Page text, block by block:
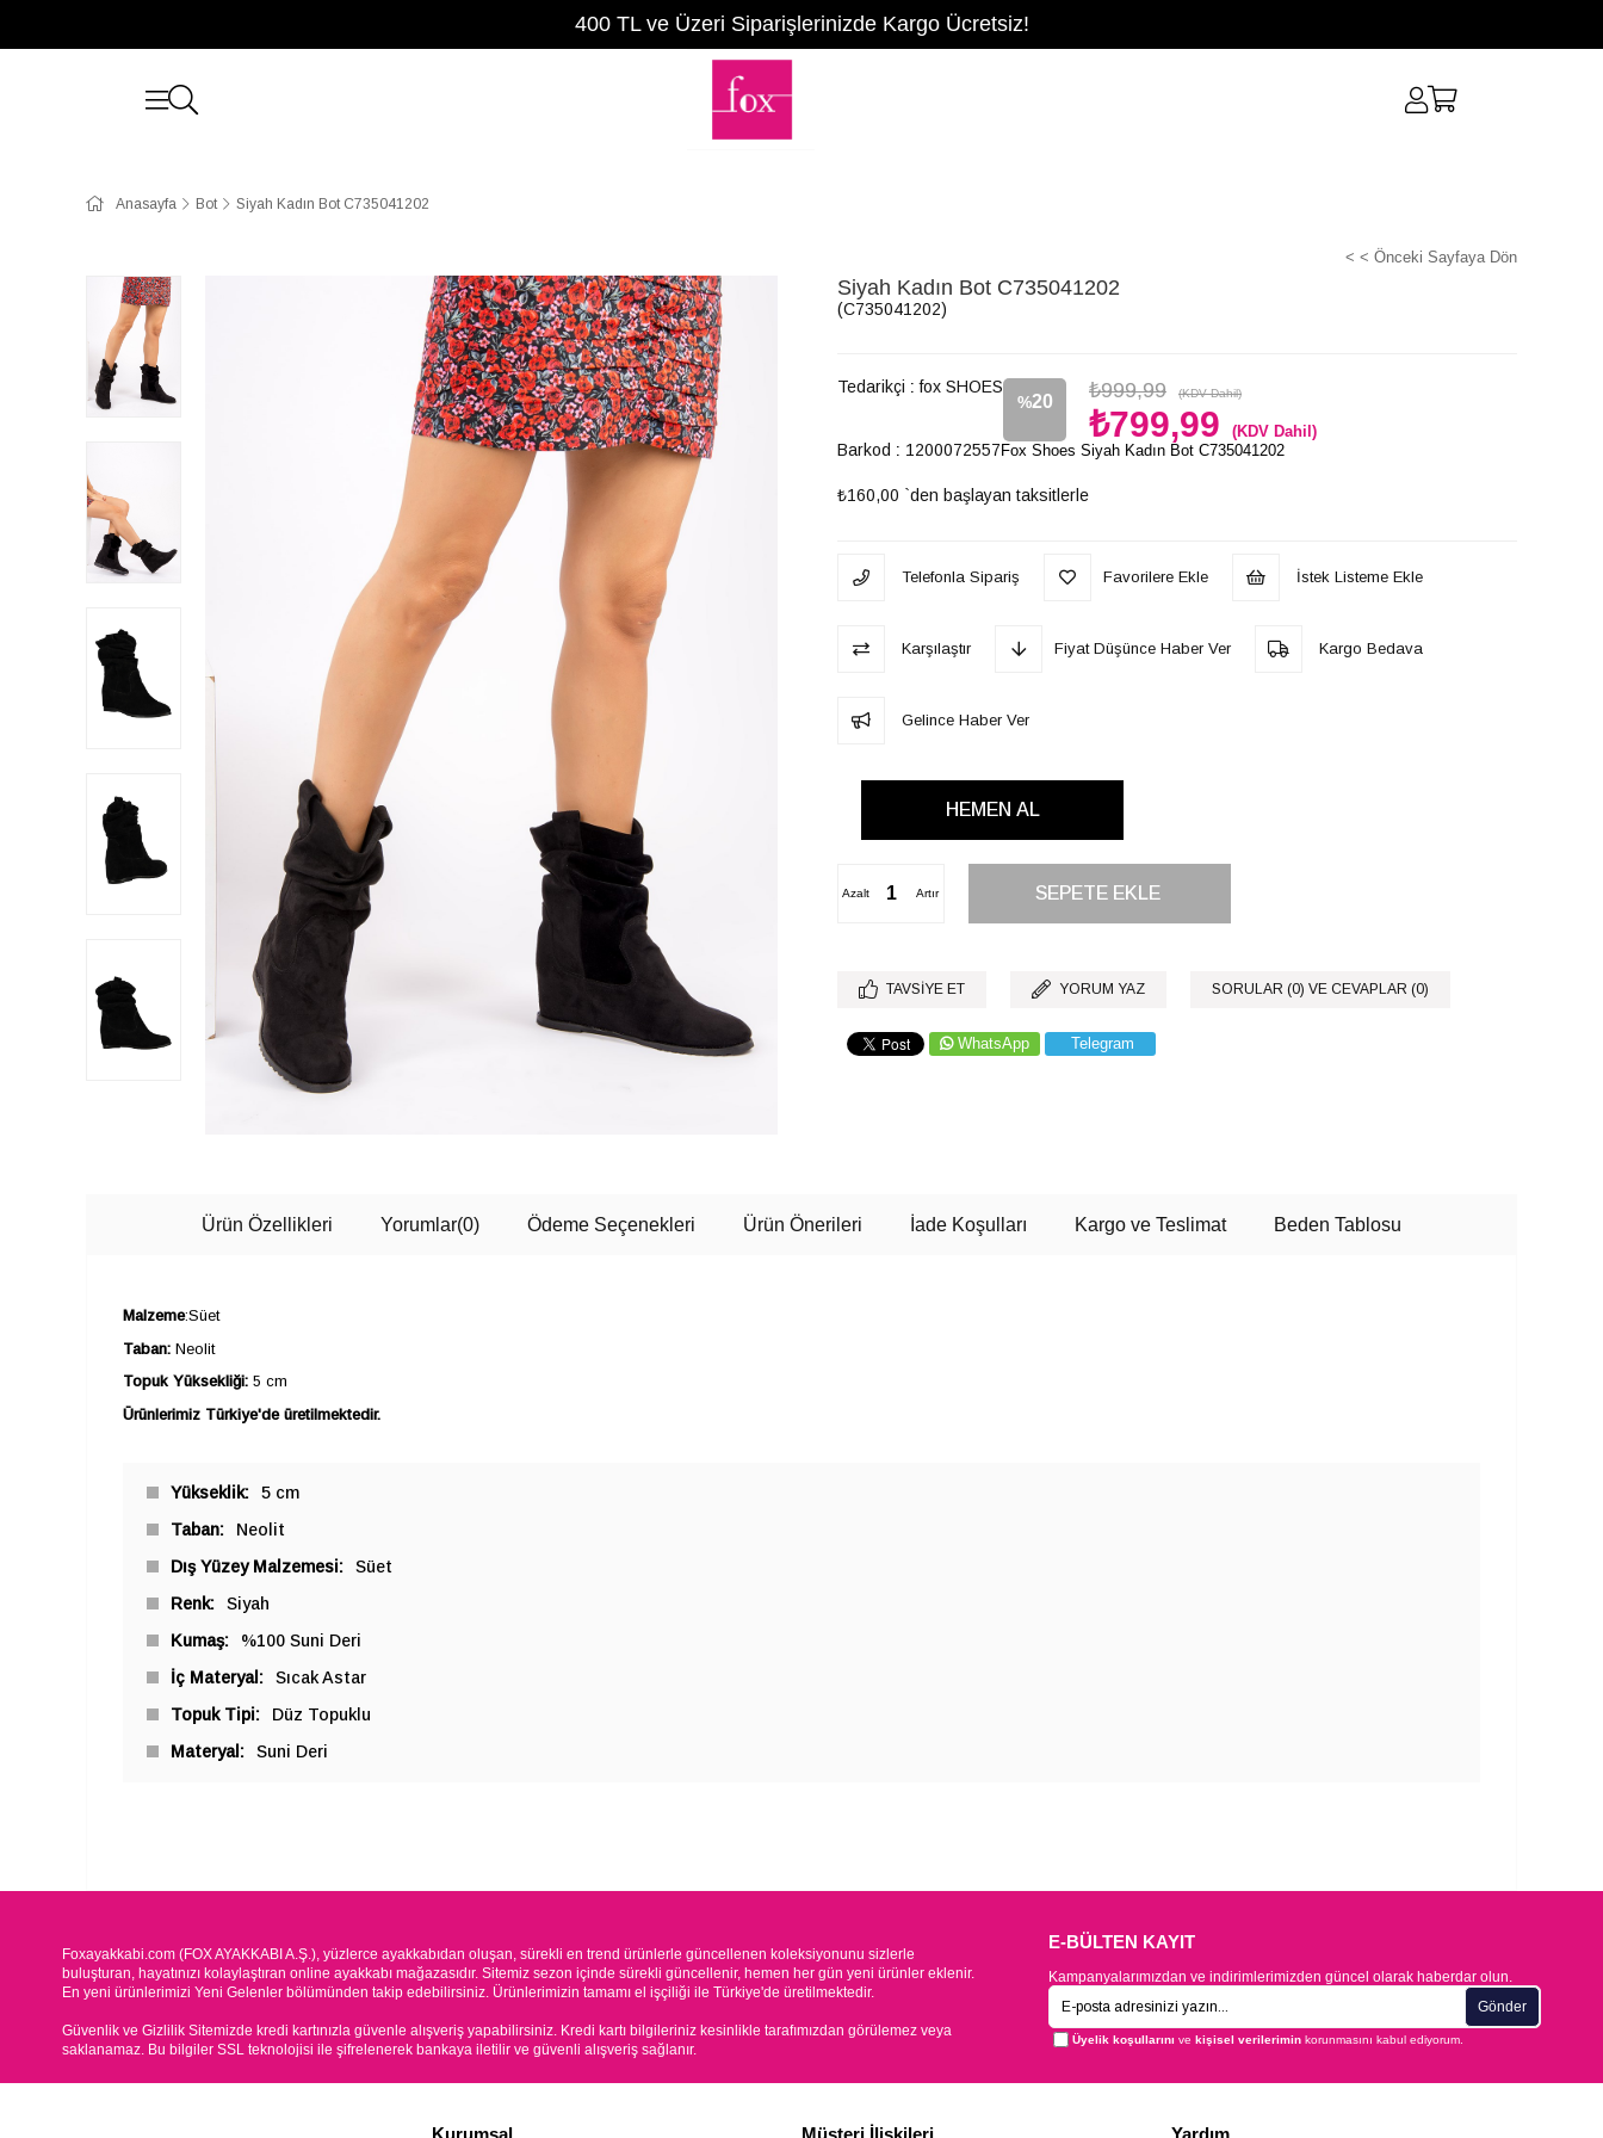
400 TL ve Üzeri Siparişlerinizde Kargo Ücretsiz!
Anasayfa Bot Siyah Kadın Bot C735041202
< < Önceki Sayfaya Dön
Siyah Kadın Bot C735041202
(C735041202)
Tedarikçi : fox SHOES
%20
İndirim
₺999,99 (KDV Dahil)
₺799,99 (KDV Dahil)
Barkod : 1200072557
₺160,00 `den başlayan taksitlerle
Fox Shoes Siyah Kadın Bot C735041202
Telefonla Sipariş Favorilere Ekle İstek Listeme Ekle
Karşılaştır Fiyat Düşünce Haber Ver Kargo Bedava
Gelince Haber Ver
Artır
Azalt
TAVSIYE ET YORUM YAZ SORULAR (0) VE CEVAPLAR (0)
WhatsApp Telegram
Ürün Özellikleri Yorumlar(0) Ödeme Seçenekleri Ürün Önerileri İade Koşulları Kargo ve Teslimat Beden Tablosu
Malzeme:Süet
Taban: Neolit
Topuk Yüksekliği: 5 cm
Ürünlerimiz Türkiye'de üretilmektedir.
Yükseklik
5 cm
Taban
Neolit
Dış Yüzey Malzemesi
Süet
Renk
Siyah
Kumaş
%100 Suni Deri
İç Materyal
Sıcak Astar
Topuk Tipi
Düz Topuklu
Materyal
Suni Deri
Foxayakkabi.com (FOX AYAKKABI A.Ş.), yüzlerce ayakkabıdan oluşan, sürekli en trend ürünlerle güncellenen koleksiyonunu sizlerle
buluşturan, hayatınızı kolaylaştıran online ayakkabı mağazasıdır. Sitemiz sezon içinde sürekli güncellenir, hemen her gün yeni ürünler eklenir.
En yeni ürünlerimizi Yeni Gelenler bölümünden takip edebilirsiniz. Ürünlerimizin tamamı el işçiliği ile Türkiye'de üretilmektedir.
Güvenlik ve Gizlilik Sitemizde kredi kartınızla güvenle alışveriş yapabilirsiniz. Kredi kartı bilgileriniz kesinlikle tarafımızdan görülemez veya
saklanamaz. Bu bilgiler SSL teknolojisi ile şifrelenerek bankaya iletilir ve güvenli alışveriş sağlanır.
E-BÜLTEN KAYIT
Kampanyalarımızdan ve indirimlerimizden güncel olarak haberdar olun.
Gönder
Üyelik koşullarını ve kişisel verileriminkorunmasını kabul ediyorum.
Kurumsal Müşteri İlişkileri Yardım